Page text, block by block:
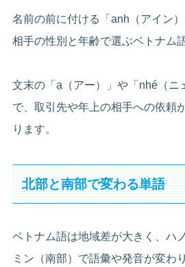
名前の前に付ける「anh（アイン
相手の性別と年齢で選ぶベトナム
文末の「ạ（アー）」や「nhé（ニ
で、取引先や年上の相手への依頼
ります。
北部と南部で変わる単語
ベトナム語は地域差が大きく、ハ
ミン（南部）で語彙や発音が変わ